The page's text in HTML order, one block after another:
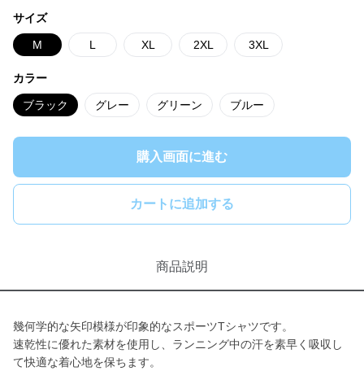
サイズ
M L XL 2XL 3XL
カラー
ブラック グレー グリーン ブルー
購入画面に進む
カートに追加する
商品説明
幾何学的な矢印模様が印象的なスポーツTシャツです。
速乾性に優れた素材を使用し、ランニング中の汗を素早く吸収し
て快適な着心地を保ちます。